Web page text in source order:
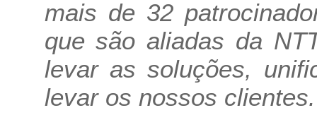
mais de 32
que são aliadas da
levar as soluções,
levar os nossos